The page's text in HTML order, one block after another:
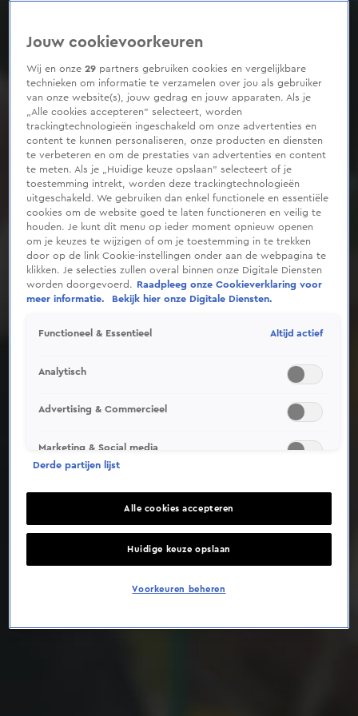
seconds
Deze video is niet beschikbaar op je huidige locatie
Jouw cookievoorkeuren
Wij en onze29 partners gebruiken cookies en vergelijkbare
technieken om informatie te verzamelen over jou als gebruiker
van onze website(s), jouw gedrag en jouw apparaten. Als je
„Alle cookies accepteren” selecteert, worden
trackingtechnologieën ingeschakeld om onze advertenties en
content te kunnen personaliseren, onze producten en diensten
te verbeteren en om de prestaties van advertenties en content
te meten. Als je „Huidige keuze opslaan” selecteert of je
toestemming intrekt, worden deze trackingtechnologieën
uitgeschakeld. We gebruiken dan enkel functionele en essentiële
cookies om de website goed te laten functioneren en veilig te
houden. Je kunt dit menu op ieder moment opnieuw openen
om je keuzes te wijzigen of om je toestemming in te trekken
door op de link Cookie-instellingen onder aan de webpagina te
klikken. Je selecties zullen overal binnen onze Digitale Diensten
worden doorgevoerd.
Raadpleeg onze Cookieverklaring voor
meer informatie.
Bekijk hier onze Digitale Diensten.
Functioneel & Essentieel Altijd actief
Analytisch
Advertising & Commercieel
Marketing & Social media
Derde partijen lijst
Alle cookies accepteren
Huidige keuze opslaan
Voorkeuren beheren